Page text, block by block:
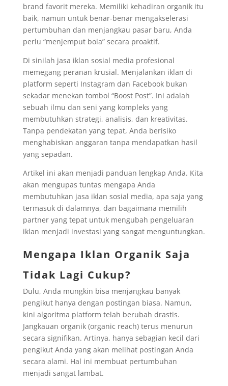
brand favorit mereka. Memiliki kehadiran organik itu
baik, namun untuk benar-benar mengakselerasi
pertumbuhan dan menjangkau pasar baru, Anda
perlu “menjemput bola” secara proaktif.
Di sinilah jasa iklan sosial media profesional
memegang peranan krusial. Menjalankan iklan di
platform seperti Instagram dan Facebook bukan
sekadar menekan tombol “Boost Post”. Ini adalah
sebuah ilmu dan seni yang kompleks yang
membutuhkan strategi, analisis, dan kreativitas.
Tanpa pendekatan yang tepat, Anda berisiko
menghabiskan anggaran tanpa mendapatkan hasil
yang sepadan.
Artikel ini akan menjadi panduan lengkap Anda. Kita
akan mengupas tuntas mengapa Anda
membutuhkan jasa iklan sosial media, apa saja yang
termasuk di dalamnya, dan bagaimana memilih
partner yang tepat untuk mengubah pengeluaran
iklan menjadi investasi yang sangat menguntungkan.
Mengapa Iklan Organik Saja
Tidak Lagi Cukup?
Dulu, Anda mungkin bisa menjangkau banyak
pengikut hanya dengan postingan biasa. Namun,
kini algoritma platform telah berubah drastis.
Jangkauan organik (organic reach) terus menurun
secara signifikan. Artinya, hanya sebagian kecil dari
pengikut Anda yang akan melihat postingan Anda
secara alami. Hal ini membuat pertumbuhan
menjadi sangat lambat.